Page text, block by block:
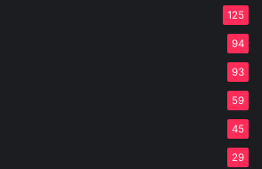
125
94
93
59
45
29